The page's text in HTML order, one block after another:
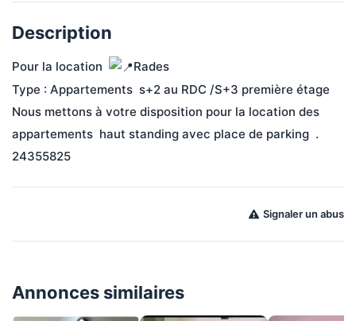
Description
Pour la location
Rades
Type : Appartements  s+2 au RDC /S+3 première étage
Nous mettons à votre disposition pour la location des
appartements  haut standing avec place de parking  .
24355825
Signaler un abus
Annonces similaires